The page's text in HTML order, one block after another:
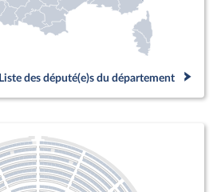
Liste des député(e)s du département